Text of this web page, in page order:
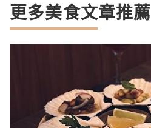
更多美食文章推薦